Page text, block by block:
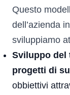
Questo
dell’azienda
sviluppiamo
Sviluppo del
progetti di
obbiettivi